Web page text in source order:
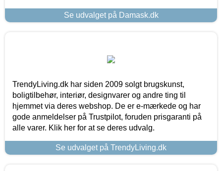
Se udvalget på Damask.dk
TrendyLiving.dk har siden 2009 solgt brugskunst,
boligtilbehør, interiør, designvarer og andre ting til
hjemmet via deres webshop. De er e-mærkede og har
gode anmeldelser på Trustpilot, foruden prisgaranti på
alle varer. Klik her for at se deres udvalg.
Se udvalget på TrendyLiving.dk